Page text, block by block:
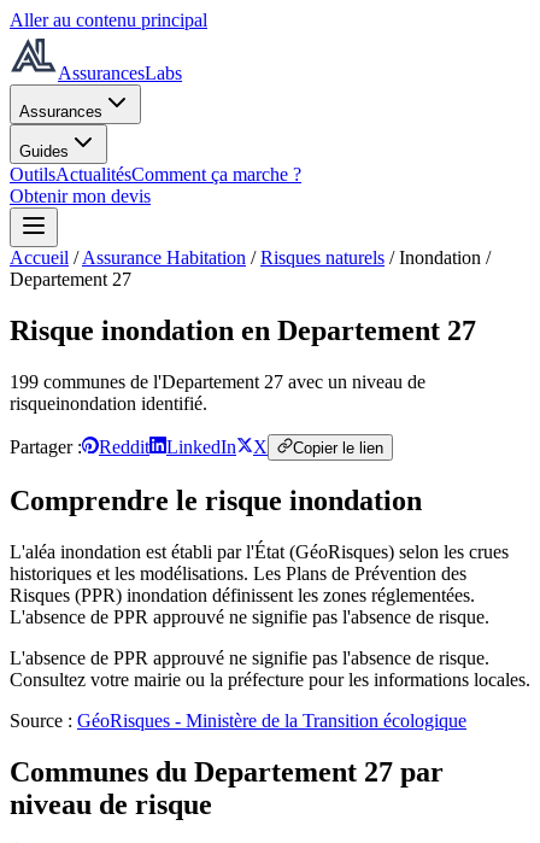
Aller au contenu principal
AssurancesLabs
Assurances
Guides
OutilsActualitésComment ça marche ?
Obtenir mon devis
Accueil /Assurance Habitation /Risques naturels /Inondation /
Departement 27
Risque inondation en Departement 27
199 communes de l'Departement 27 avec un niveau de
risqueinondation identifié.
Partager : Reddit LinkedIn X Copier le lien
Comprendre le risque inondation
L'aléa inondation est établi par l'État (GéoRisques) selon les crues
historiques et les modélisations. Les Plans de Prévention des
Risques (PPR) inondation définissent les zones réglementées.
L'absence de PPR approuvé ne signifie pas l'absence de risque.
L'absence de PPR approuvé ne signifie pas l'absence de risque.
Consultez votre mairie ou la préfecture pour les informations locales.
Source : GéoRisques - Ministère de la Transition écologique
Communes du Departement 27 par
niveau de risque